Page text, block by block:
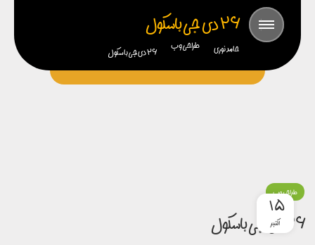
26 دی جی باسکول
حامد نوری طراحی وب 26 دی جی باسکول
طراحی وب
26 دی جی باسکول
15
اکتبر